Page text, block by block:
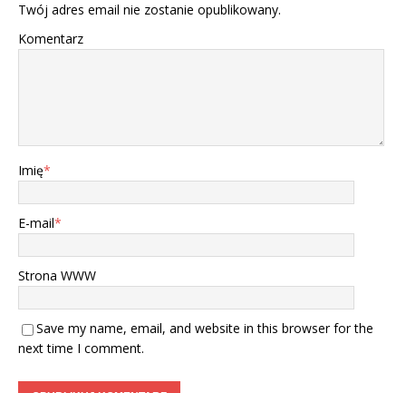
Twój adres email nie zostanie opublikowany.
Komentarz
Imię*
E-mail*
Strona WWW
Save my name, email, and website in this browser for the
next time I comment.